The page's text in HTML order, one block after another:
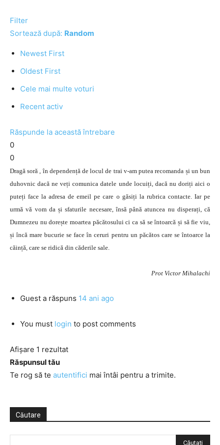
Filter
Sortează după: Random
Newest First
Oldest First
Cele mai multe voturi
Recent activ
Răspunde la această întrebare
0
0
Dragă soră , în dependență de locul de trai v-am putea recomanda și un bun
duhovnic dacă ne veți comunica datele unde locuiți, dacă nu doriți aici o
puteți face la adresa de emeil pe care o găsiți la rubrica contacte. Iar pe
urmă vă vom da și sfaturile necesare, însă până atuncea nu disperați, că
Dumnezeu nu dorește moartea păcătosului ci ca să se întoarcă și să fie viu,
și încă mare bucurie se face în ceruri pentru un păcătos care se întoarce la
căință, care se ridică din căderile sale.
Prot Victor Mihalachi
Guest a răspuns 14 ani ago
You must login to post comments
Afișare 1 rezultat
Răspunsul tău
Te rog să te autentifici mai întâi pentru a trimite.
Căutare